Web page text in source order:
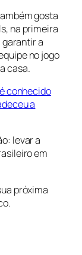
gosta
na primeira
garantir a
no jogo
casa.
conhecido
a
levar a
em
próxima